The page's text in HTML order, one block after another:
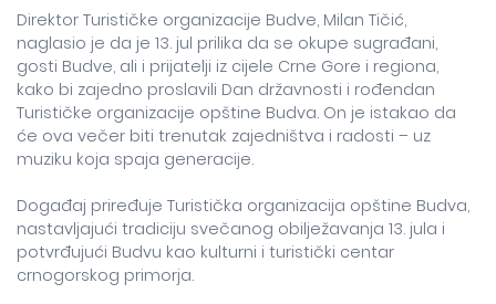
Direktor Turističke organizacije Budve, Milan Tičić,
naglasio je da je 13. jul prilika da se okupe sugrađani,
gosti Budve, ali i prijatelji iz cijele Crne Gore i regiona,
kako bi zajedno proslavili Dan državnosti i rođendan
Turističke organizacije opštine Budva. On je istakao da
će ova večer biti trenutak zajedništva i radosti – uz
muziku koja spaja generacije.
Događaj priređuje Turistička organizacija opštine Budva,
nastavljajući tradiciju svečanog obilježavanja 13. jula i
potvrđujući Budvu kao kulturni i turistički centar
crnogorskog primorja.